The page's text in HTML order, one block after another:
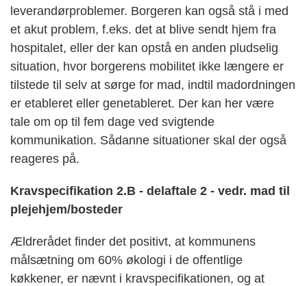
leverandørproblemer. Borgeren kan også stå i med
et akut problem, f.eks. det at blive sendt hjem fra
hospitalet, eller der kan opstå en anden pludselig
situation, hvor borgerens mobilitet ikke længere er
tilstede til selv at sørge for mad, indtil madordningen
er etableret eller genetableret. Der kan her være
tale om op til fem dage ved svigtende
kommunikation. Sådanne situationer skal der også
reageres på.
Kravspecifikation 2.B - delaftale 2 - vedr. mad til
plejehjem/bosteder
Ældrerådet finder det positivt, at kommunens
målsætning om 60% økologi i de offentlige
køkkener, er nævnt i kravspecifikationen, og at